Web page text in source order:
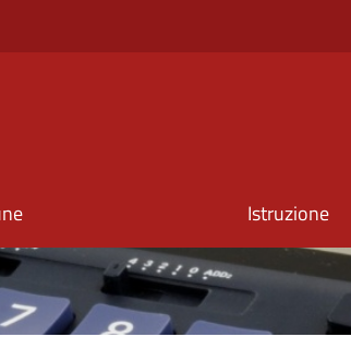
Istruzione